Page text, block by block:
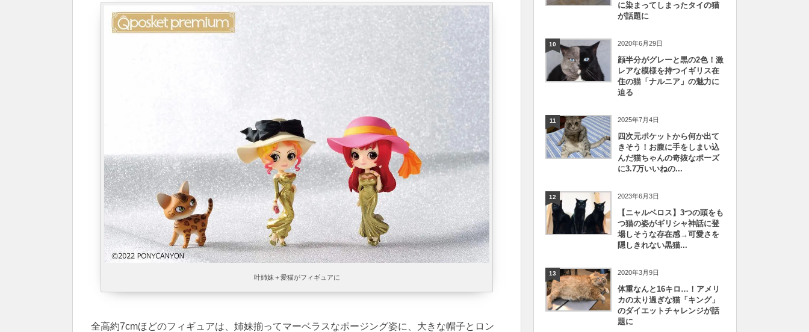
叶姉妹＋愛猫がフィギュアに
全高約7cmほどのフィギュアは、姉妹揃ってマーベラスなポージング姿に、大きな帽子とロン
に染まってしまったタイの猫
が話題に
10 2020年6月29日
顔半分がグレーと黒の2色！激
レアな模様を持つイギリス在
住の猫「ナルニア」の魅力に
迫る
11 2025年7月4日
四次元ポケットから何か出て
きそう！お腹に手をしまい込
んだ猫ちゃんの奇抜なポーズ
に3.7万いいねの...
12 2023年6月3日
【ニャルベロス】3つの頭をも
つ猫の姿がギリシャ神話に登
場しそうな存在感→可愛さを
隠しきれない黒猫...
13 2020年3月9日
体重なんと16キロ…！アメリ
カの太り過ぎな猫「キング」
のダイエットチャレンジが話
題に